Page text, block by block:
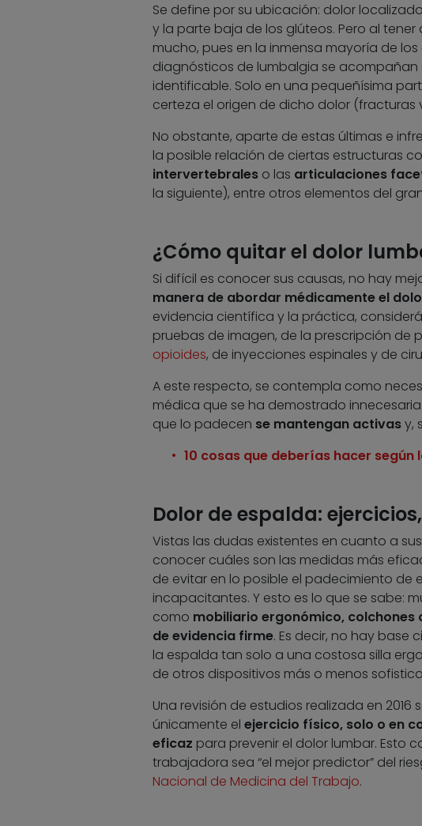
Se define por su ubicación: dolor
y la parte baja de los glúteos. Pero al tener
mucho, pues en la inmensa mayoría de
diagnósticos de lumbalgia se acompañan
identificable. Solo en una pequeñísima
certeza el origen de dicho dolor (fracturas
No obstante, aparte de estas últimas e
la posible relación de ciertas estructuras
intervertebraleso las articulaciones
la siguiente), entre otros elementos del
¿Cómo quitar el dolor
Si difícil es conocer sus causas, no hay
manera de abordar médicamente el
evidencia científica y la práctica,
pruebas de imagen, de la prescripción de
opioides, de inyecciones espinales y de
A este respecto, se contempla como
médica que se ha demostrado
que lo padecen se mantengan activasy,
10 cosas que deberías hacer
Dolor de espalda:
Vistas las dudas existentes en cuanto a
conocer cuáles son las medidas más
de evitar en lo posible el padecimiento de
incapacitantes. Y esto es lo que se sabe:
como mobiliario ergonómico, colchones
de evidencia firme. Es decir, no hay base
la espalda tan solo a una costosa silla
de otros dispositivos más o menos
Una revisión de estudios realizada en
únicamente el ejercicio físico, solo o en
eficaz para prevenir el dolor lumbar. Esto
trabajadora sea “el mejor predictor” del
Nacional de Medicina del Trabajo.